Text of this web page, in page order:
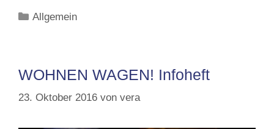
Kategorien
Allgemein
WOHNEN WAGEN! Infoheft
23. Oktober 2016 von vera